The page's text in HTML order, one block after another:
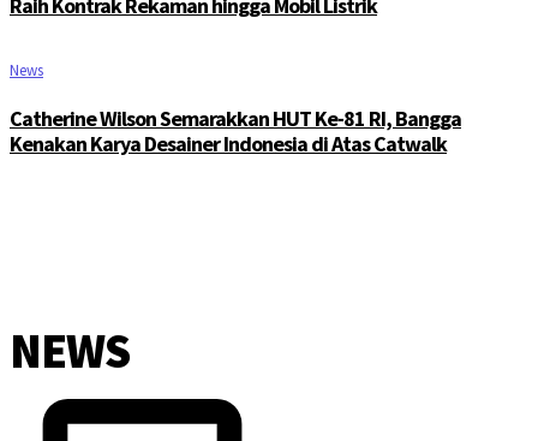
Raih Kontrak Rekaman hingga Mobil Listrik
News
Catherine Wilson Semarakkan HUT Ke-81 RI, Bangga
Kenakan Karya Desainer Indonesia di Atas Catwalk
NEWS